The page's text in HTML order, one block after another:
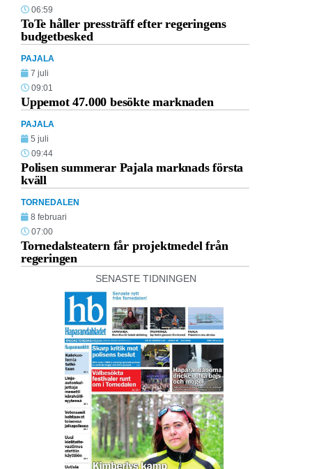
06:59
ToTe håller pressträff efter regeringens
budgetbesked
PAJALA
7 juli
09:01
Uppemot 47.000 besökte marknaden
PAJALA
5 juli
09:44
Polisen summerar Pajala marknads första
kväll
TORNEDALEN
8 februari
07:00
Tornedalsteatern får projektmedel från
regeringen
SENASTE TIDNINGEN